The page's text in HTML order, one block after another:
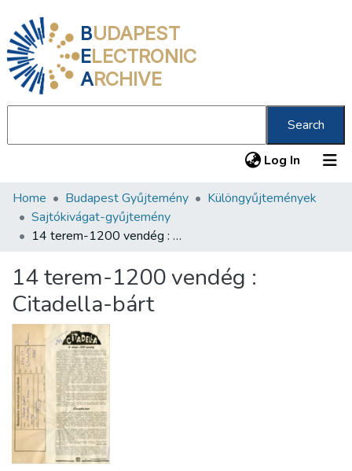
BUDAPEST
ELECTRONIC
ARCHIVE
Search
Log In (current)
Communities & Collections
All of DSpace
About us
Home Budapest Gyűjtemény
Különgyűjtemények
Sajtókivágat-gyűjtemény
14 terem-1200 vendég : Citadella-bárt
14 terem-1200 vendég :
Citadella-bárt